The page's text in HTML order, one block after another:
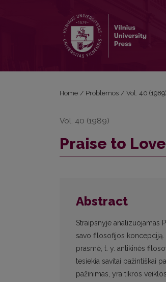
Home / Problemos / Vol. 40
Vol. 40 (1989)
Praise to
Abstract
Straipsnyje analizuojamas
savo filosofijos
prasmė, t. y. antikinės
tesiekia savitai pažintiškai
pažinimas, yra tikros